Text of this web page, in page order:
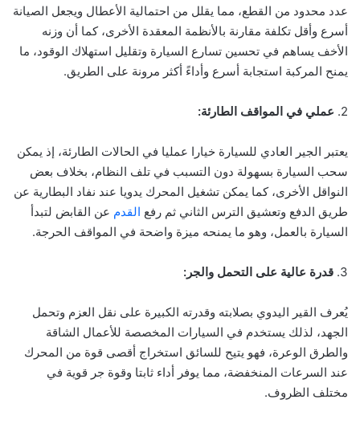
عدد محدود من القطع، مما يقلل من احتمالية الأعطال ويجعل الصيانة
أسرع وأقل تكلفة مقارنة بالأنظمة المعقدة الأخرى، كما أن وزنه
الأخف يساهم في تحسين تسارع السيارة وتقليل استهلاك الوقود، ما
يمنح المركبة استجابة أسرع وأداءً أكثر مرونة على الطريق.
2. عملي في المواقف الطارئة:
يعتبر الجير العادي للسيارة خيارا عمليا في الحالات الطارئة، إذ يمكن
سحب السيارة بسهولة دون التسبب في تلف النظام، بخلاف بعض
النواقل الأخرى، كما يمكن تشغيل المحرك يدويا عند نفاد البطارية عن
طريق الدفع وتعشيق الترس الثاني ثم رفع القدم عن القابض لتبدأ
السيارة بالعمل، وهو ما يمنحه ميزة واضحة في المواقف الحرجة.
3. قدرة عالية على التحمل والجر:
يُعرف القير اليدوي بصلابته وقدرته الكبيرة على نقل العزم وتحمل
الجهد، لذلك يستخدم في السيارات المخصصة للأعمال الشاقة
والطرق الوعرة، فهو يتيح للسائق استخراج أقصى قوة من المحرك
عند السرعات المنخفضة، مما يوفر أداء ثابتا وقوة جر قوية في
مختلف الظروف.